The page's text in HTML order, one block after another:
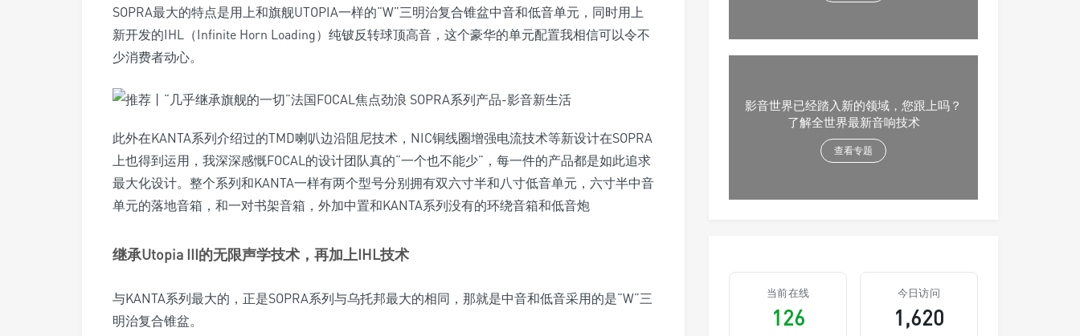
SOPRA最大的特点是用上和旗舰UTOPIA一样的“W”三明治复合锥盆中音和低音单元，同时用上
新开发的IHL（Infinite Horn Loading）纯铍反转球顶高音，这个豪华的单元配置我相信可以令不
少消费者动心。
此外在KANTA系列介绍过的TMD喇叭边沿阻尼技术，NIC铜线圈增强电流技术等新设计在SOPRA
上也得到运用，我深深感慨FOCAL的设计团队真的“一个也不能少”，每一件的产品都是如此追求
最大化设计。整个系列和KANTA一样有两个型号分别拥有双六寸半和八寸低音单元，六寸半中音
单元的落地音箱，和一对书架音箱，外加中置和KANTA系列没有的环绕音箱和低音炮
继承Utopia III的无限声学技术，再加上IHL技术
与KANTA系列最大的，正是SOPRA系列与乌托邦最大的相同，那就是中音和低音采用的是“W”三
明治复合锥盆。
影音世界已经踏入新的领域，您跟上吗？
了解全世界最新音响技术
查看专题
当前在线
126
今日访问
1,620